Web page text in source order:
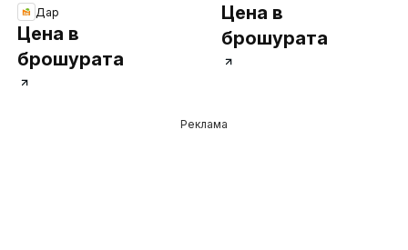
Дар
Цена в
брошурата
Цена в
брошурата
Реклама